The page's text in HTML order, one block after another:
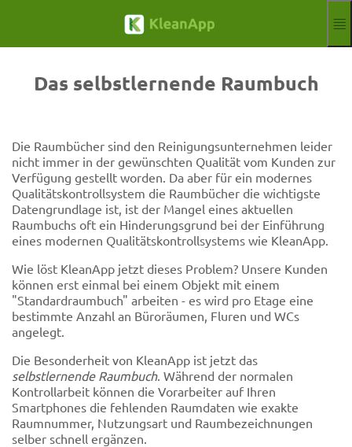
Hilfe
Jobs
Impressum
Anmelden
Kostenloser Test
DE Aktuelle
Das selbstlernende Raumbuch
Die Raumbücher sind den Reinigungsunternehmen leider
nicht immer in der gewünschten Qualität vom Kunden zur
Verfügung gestellt worden. Da aber für ein modernes
Qualitätskontrollsystem die Raumbücher die wichtigste
Datengrundlage ist, ist der Mangel eines aktuellen
Raumbuchs oft ein Hinderungsgrund bei der Einführung
eines modernen Qualitätskontrollsystems wie KleanApp.
Wie löst KleanApp jetzt dieses Problem? Unsere Kunden
können erst einmal bei einem Objekt mit einem
"Standardraumbuch" arbeiten - es wird pro Etage eine
bestimmte Anzahl an Büroräumen, Fluren und WCs
angelegt.
Die Besonderheit von KleanApp ist jetzt das
selbstlernende Raumbuch. Während der normalen
Kontrollarbeit können die Vorarbeiter auf Ihren
Smartphones die fehlenden Raumdaten wie exakte
Raumnummer, Nutzungsart und Raumbezeichnungen
selber schnell ergänzen.